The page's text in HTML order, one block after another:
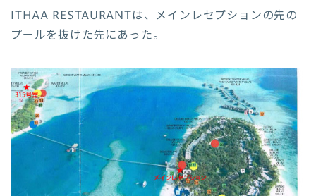
ITHAA RESTAURANTは、メインレセプションの先の
プールを抜けた先にあった。